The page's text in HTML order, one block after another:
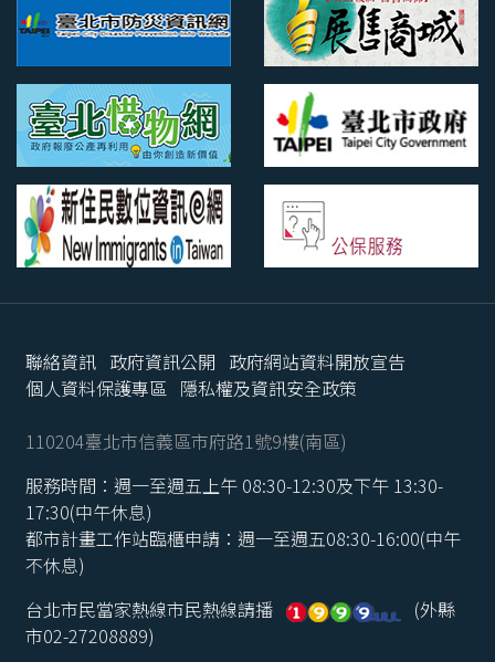
聯絡資訊 政府資訊公開 政府網站資料開放宣告
個人資料保護專區 隱私權及資訊安全政策
110204臺北市信義區市府路1號9樓(南區)
服務時間：週一至週五上午 08:30-12:30及下午 13:30-
17:30(中午休息)
都市計畫工作站臨櫃申請：週一至週五08:30-16:00(中午
不休息)
台北市民當家熱線市民熱線請播
(外縣
市02-27208889)